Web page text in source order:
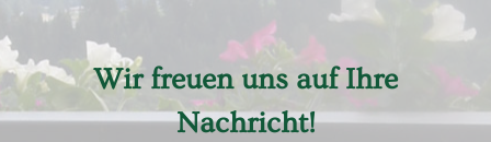
Wir freuen uns auf Ihre
Nachricht!